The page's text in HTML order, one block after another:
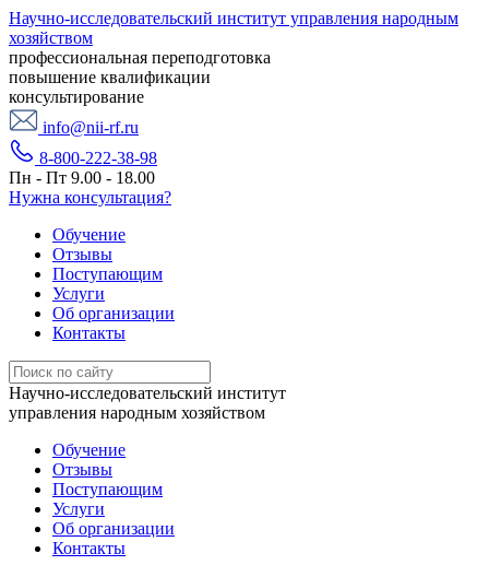
Научно-исследовательский институт управления народным
хозяйством
профессиональная переподготовка
повышение квалификации
консультирование
info@nii-rf.ru
8-800-222-38-98
Пн - Пт 9.00 - 18.00
Нужна консультация?
Обучение
Отзывы
Поступающим
Услуги
Об организации
Контакты
Научно-исследовательский институт
управления народным хозяйством
Обучение
Отзывы
Поступающим
Услуги
Об организации
Контакты